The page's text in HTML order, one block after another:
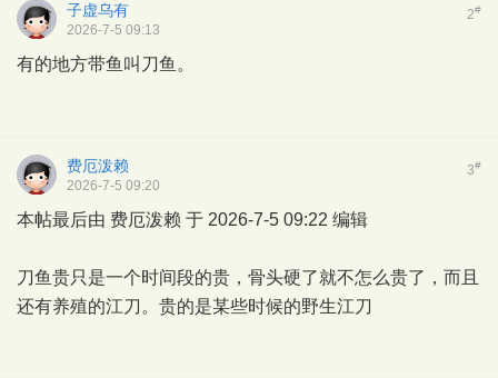
2#
子虚乌有
2026-7-5 09:13
有的地方带鱼叫刀鱼。
3#
费厄泼赖
2026-7-5 09:20
本帖最后由 费厄泼赖 于 2026-7-5 09:22 编辑
刀鱼贵只是一个时间段的贵，骨头硬了就不怎么贵了，而且
还有养殖的江刀。贵的是某些时候的野生江刀